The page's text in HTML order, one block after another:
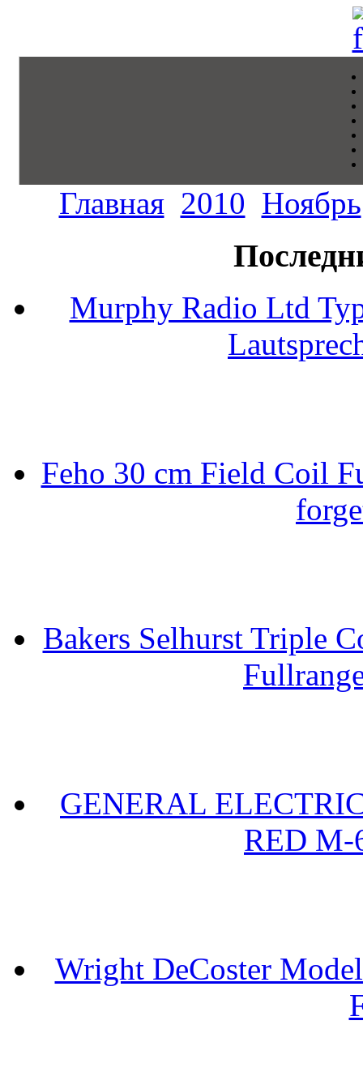
Главная 2010 Ноябрь
Murphy Radio Ltd
Feho 30 cm Field Coil
Bakers Selhurst Triple
GENERAL
RED M-
Wright DeCoster